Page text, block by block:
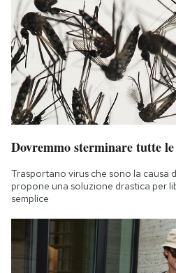
Dovremmo sterminare tutte le
Trasportano virus che sono la causa
propone una soluzione drastica per
semplice